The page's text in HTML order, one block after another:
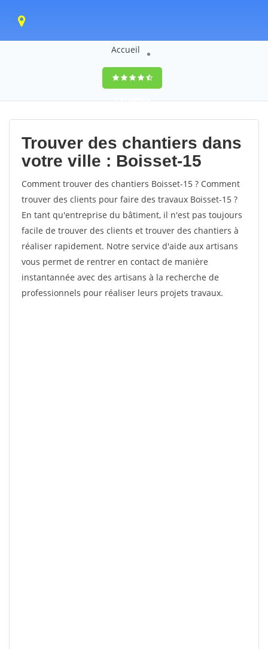
Accueil
9,5(100%)0
votes
Trouver des chantiers dans
votre ville : Boisset-15
Comment trouver des chantiers Boisset-15 ? Comment
trouver des clients pour faire des travaux Boisset-15 ?
En tant qu'entreprise du bâtiment, il n'est pas toujours
facile de trouver des clients et trouver des chantiers à
réaliser rapidement. Notre service d'aide aux artisans
vous permet de rentrer en contact de manière
instantannée avec des artisans à la recherche de
professionnels pour réaliser leurs projets travaux.